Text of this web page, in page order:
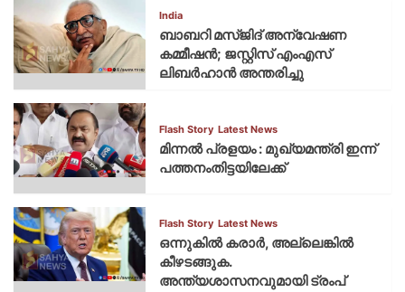
India
ബാബറി മസ്ജിദ് അന്വേഷണ
കമ്മീഷന്‍; ജസ്റ്റിസ് എംഎസ്
ലിബര്‍ഹാന്‍ അന്തരിച്ചു
Flash Story Latest News
മിന്നല്‍ പ്രളയം : മുഖ്യമന്ത്രി ഇന്ന്
പത്തനംതിട്ടയിലേക്ക്
Flash Story Latest News
ഒന്നുകില്‍ കരാര്‍, അല്ലെങ്കില്‍
കീഴടങ്ങുക.
അന്ത്യശാസനവുമായി ട്രംപ്